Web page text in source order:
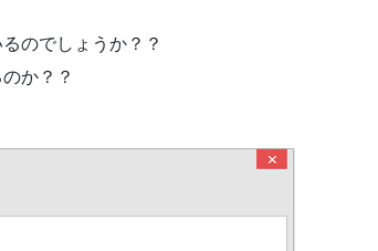
のでしょうか？？
か？？